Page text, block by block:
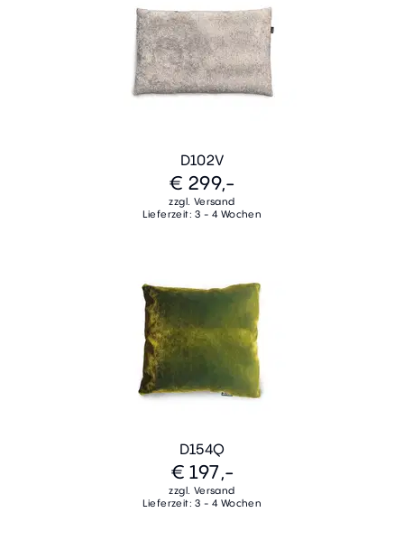
D102V
€ 299,-
zzgl. Versand
Lieferzeit: 3 - 4 Wochen
D154Q
€ 197,-
zzgl. Versand
Lieferzeit: 3 - 4 Wochen